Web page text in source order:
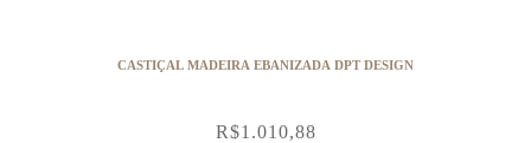
CASTIÇAL MADEIRA EBANIZADA DPT DESIGN
R$1.010,88